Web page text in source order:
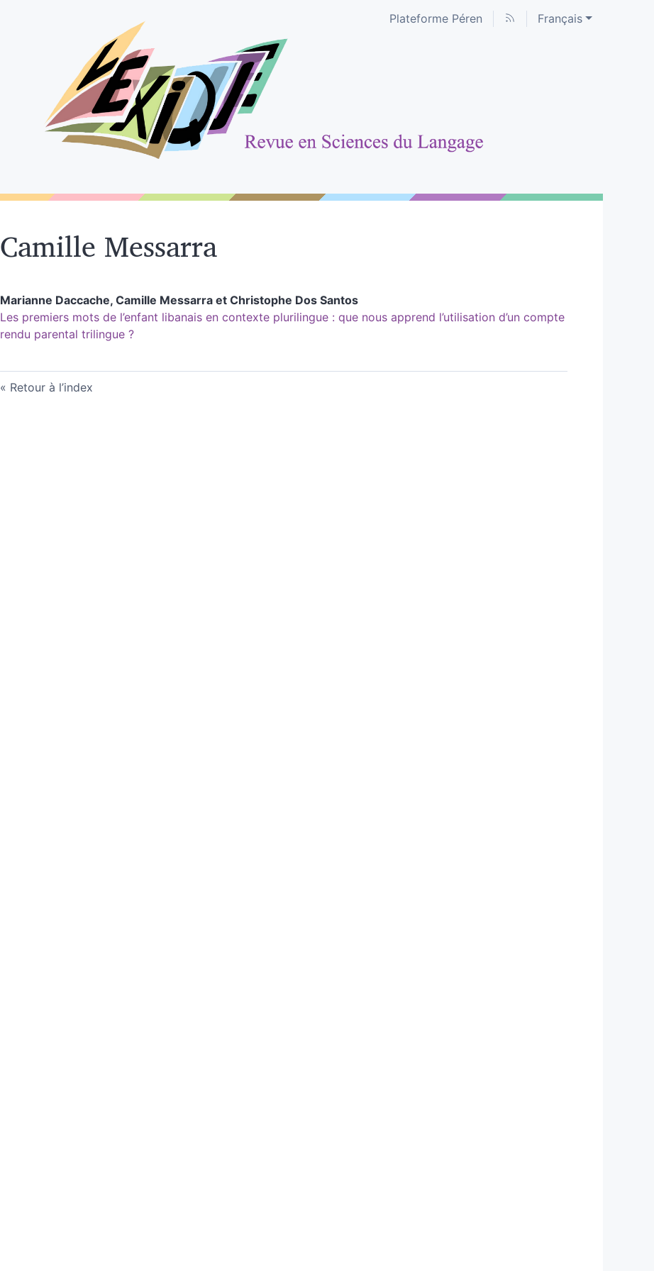
Plateforme Péren Français
Camille Messarra
Marianne Daccache, Camille Messarra et Christophe Dos Santos
Les premiers mots de l’enfant libanais en contexte plurilingue : que nous apprend l’utilisation d’un compte
rendu parental trilingue ?
Retour à l’index